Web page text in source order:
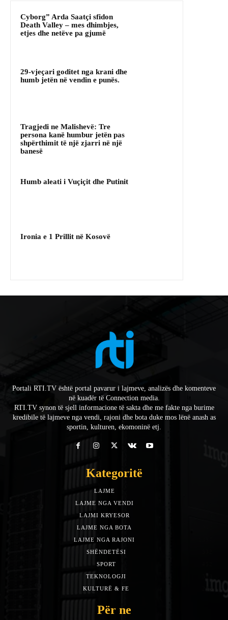
Cyborg” Arda Saatçi sfidon
Death Valley – mes dhimbjes,
etjes dhe netëve pa gjumë
29-vjeçari goditet nga krani dhe
humb jetën në vendin e punës.
Tragjedi ne Malishevë: Tre
persona kanë humbur jetën pas
shpërthimit të një zjarri në një
banesë
Humb aleati i Vuçiçit dhe Putinit
Ironia e 1 Prillit në Kosovë
Portali RTI.TV është portal pavarur i lajmeve, analizës dhe komenteve
në kuadër të Connection media.
RTI.TV synon të sjell informacione të sakta dhe me fakte nga burime
kredibile të lajmeve nga vendi, rajoni dhe bota duke mos lënë anash as
sportin, kulturen, ekomoninë etj.
Kategoritë
LAJME
LAJME NGA VENDI
LAJMI KRYESOR
LAJME NGA BOTA
LAJME NGA RAJONI
SHËNDETËSI
SPORT
TEKNOLOGJI
KULTURË & FE
Për ne